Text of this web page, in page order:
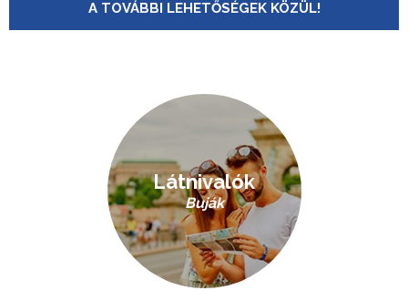
A TOVÁBBI LEHETŐSÉGEK KÖZÜL!
Látnivalók
Buják